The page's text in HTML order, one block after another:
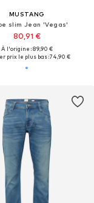
MUSTANG
slim Jean 'Vegas'
80,91 €
À l'origine : 89,90 €
prix le plus bas :74,90 €